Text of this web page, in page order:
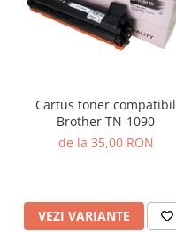
Cartus toner compatibil
Brother TN-1090
de la 35,00 RON
VEZI VARIANTE